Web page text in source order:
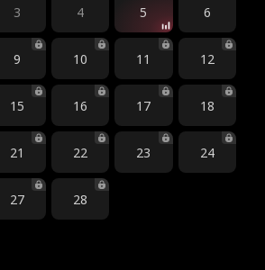
3 4 5 6
9 10 11 12
15 16 17 18
21 22 23 24
27 28